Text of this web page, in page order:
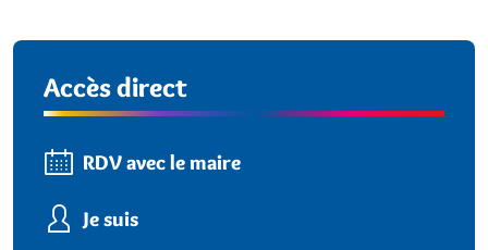
Accès direct
RDV avec le maire
Je suis